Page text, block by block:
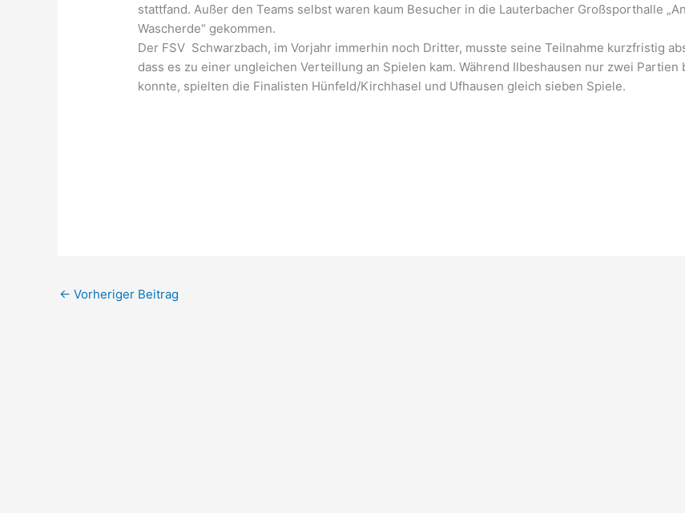
stattfand. Außer den Teams selbst waren kaum Besucher in die Lauterbacher Großsporthalle
Wascherde“ gekommen.
Der FSV Schwarzbach, im Vorjahr immerhin noch Dritter, musste seine Teilnahme kurzfristig
dass es zu einer ungleichen Verteillung an Spielen kam. Während Ilbeshausen nur zwei Partien
konnte, spielten die Finalisten Hünfeld/Kirchhasel und Ufhausen gleich sieben Spiele.
← Vorheriger Beitrag